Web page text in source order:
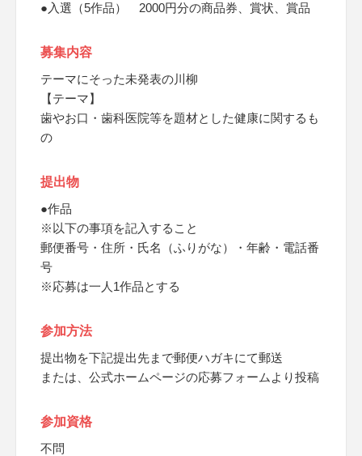
●入選（5作品） 2000円分の商品券、賞状、賞品
募集内容
テーマにそった未発表の川柳
【テーマ】
歯やお口・歯科医院等を題材とした健康に関するも
の
提出物
●作品
※以下の事項を記入すること
郵便番号・住所・氏名（ふりがな）・年齢・電話番
号
※応募は一人1作品とする
参加方法
提出物を下記提出先まで郵便ハガキにて郵送
または、公式ホームページの応募フォームより投稿
参加資格
不問